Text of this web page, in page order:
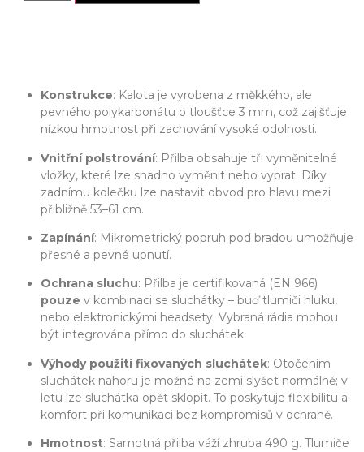
Konstrukce: Kalota je vyrobena z měkkého, ale
pevného polykarbonátu o tloušťce 3 mm, což zajišťuje
nízkou hmotnost při zachování vysoké odolnosti.
Vnitřní polstrování: Přilba obsahuje tři vyměnitelné
vložky, které lze snadno vyměnit nebo vyprat. Díky
zadnímu kolečku lze nastavit obvod pro hlavu mezi
přibližně 53–61 cm.
Zapínání: Mikrometrický popruh pod bradou umožňuje
přesné a pevné upnutí.
Ochrana sluchu: Přilba je certifikovaná (EN 966)
pouze v kombinaci se sluchátky – buď tlumiči hluku,
nebo elektronickými headsety. Vybraná rádia mohou
být integrována přímo do sluchátek.
Výhody použití fixovaných sluchátek: Otočením
sluchátek nahoru je možné na zemi slyšet normálně; v
letu lze sluchátka opět sklopit. To poskytuje flexibilitu a
komfort při komunikaci bez kompromisů v ochraně.
Hmotnost: Samotná přilba váží zhruba 490 g. Tlumiče